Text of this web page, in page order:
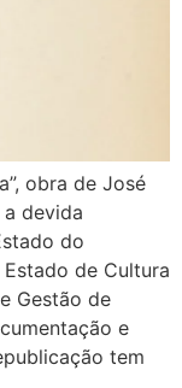
obra de José
devida
do
de Cultura
Gestão de
e
tem